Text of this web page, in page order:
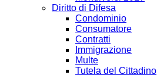
Diritto di Difesa
Condominio
Consumatore
Contratti
Immigrazione
Multe
Tutela del Cittadino